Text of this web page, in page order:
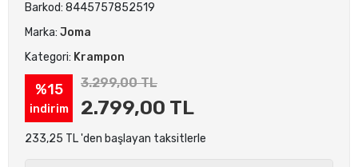
Barkod: 8445757852519
Marka: Joma
Kategori: Krampon
%15
indirim
3.299,00 TL
2.799,00 TL
233,25 TL 'den başlayan taksitlerle